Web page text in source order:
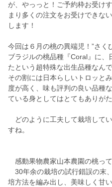
が、やっっと！ご予約枠お受け
まり多くの注文をお受けできな
します！
今回は６月の桃の異端児！”さく
ブラジルの桃品種『Coral』に、
たという超特殊な出生品種なんで
その割には日本らしいトロッと
度が高く、味も評判の良い品種
ている身としてはとてもありが
どのように工夫して栽培して
すね。
感動果物農家山本農園の桃っ
30年余の栽培の試行錯誤の末
培方法を編み出し、美味しく甘